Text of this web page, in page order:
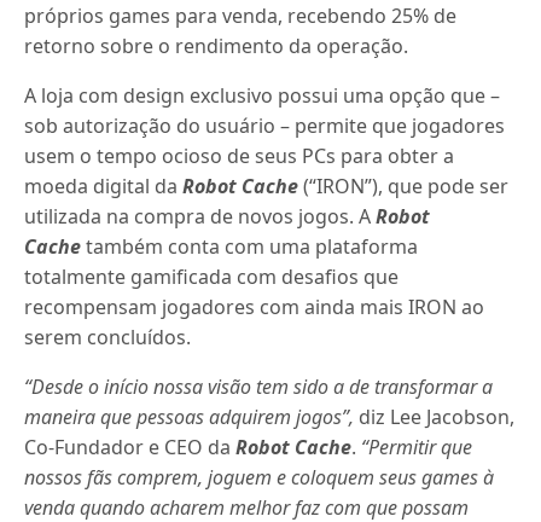
próprios games para venda, recebendo 25% de
retorno sobre o rendimento da operação.
A loja com design exclusivo possui uma opção que –
sob autorização do usuário – permite que jogadores
usem o tempo ocioso de seus PCs para obter a
moeda digital daRobot Cache(“IRON”), que pode ser
utilizada na compra de novos jogos. ARobot
Cachetambém conta com uma plataforma
totalmente gamificada com desafios que
recompensam jogadores com ainda mais IRON ao
serem concluídos.
“Desde o início nossa visão tem sido a de transformar a
maneira que pessoas adquirem jogos”, diz Lee Jacobson,
Co-Fundador e CEO daRobot Cache. “Permitir que
nossos fãs comprem, joguem e coloquem seus games à
venda quando acharem melhor faz com que possam